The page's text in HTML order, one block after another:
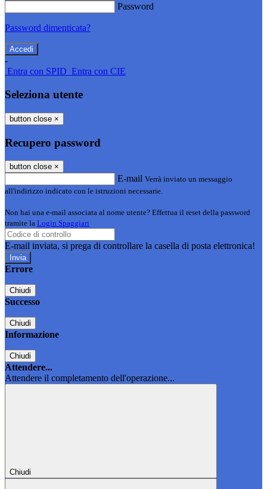
Password
Password dimenticata?
-
Entra con SPID Entra con CIE
Seleziona utente
button close ×
Recupero password
button close ×
E-mail Verrà inviato un messaggio
all'indirizzo indicato con le istruzioni necessarie.
Non hai una e-mail associata al nome utente? Effettua il reset della password
tramite la Login Spaggiari
E-mail inviata, si prega di controllare la casella di posta elettronica!
Errore
Chiudi
Successo
Chiudi
Informazione
Chiudi
Attendere...
Attendere il completamento dell'operazione...
Chiudi